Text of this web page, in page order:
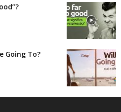
Going To?